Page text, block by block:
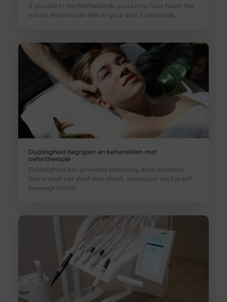
If you live in the Netherlands, you know how harsh the
winter months can feel on your skin. Cold winds,
Duizeligheid begrijpen en behandelen met
oefentherapie
Duizeligheid kan je wereld plotseling doen kantelen.
Soms voelt het alsof alles draait, soms juist alsof je zelf
beweegt terwijl